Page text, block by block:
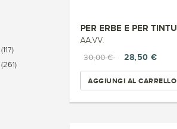
AA.VV.
30,00 €
28,50 €
AGGIUNGI AL CARRELLO
(117)
(261)